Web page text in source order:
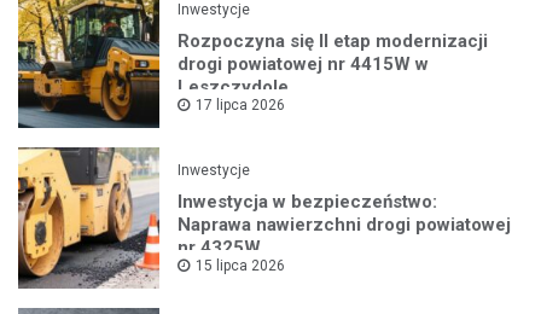
Inwestycje
Rozpoczyna się II etap modernizacji
drogi powiatowej nr 4415W w
Leszczydole
17 lipca 2026
Inwestycje
Inwestycja w bezpieczeństwo:
Naprawa nawierzchni drogi powiatowej
nr 4325W
15 lipca 2026